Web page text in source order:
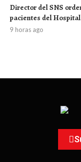
Director del SNS
pacientes del
9 horas ago